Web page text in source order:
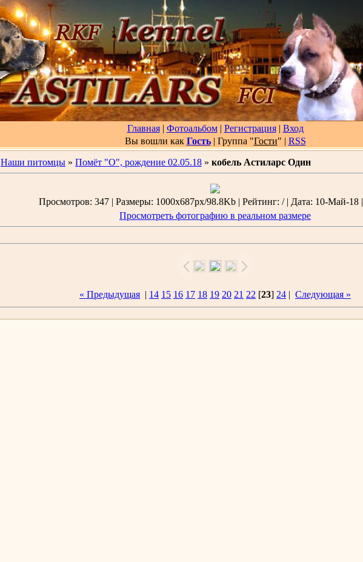
Главная| Фотоальбом| Регистрация| Вход
Вы вошли как Гость| Группа "Гости" | RSS
Наши питомцы » Помёт "О", рождение 02.05.18 » кобель Астиларс Один
Просмотров: 347 | Размеры: 1000x687px/98.8Kb | Рейтинг: / | Дата: 10-Май-18 |
Просмотреть фотографию в реальном размере
« Предыдущая | 14 15 16 17 18 19 20 21 22 [23] 24 | Следующая »